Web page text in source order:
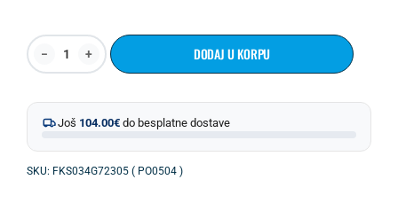
DODAJ U KORPU
Još 104.00€ do besplatne dostave
SKU: FKS034G72305 ( PO0504 )